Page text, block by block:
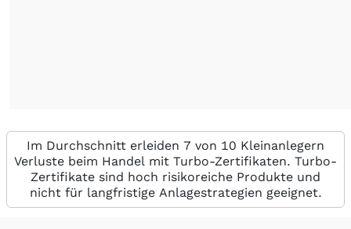
Im Durchschnitt erleiden 7 von 10 Kleinanlegern
Verluste beim Handel mit Turbo-Zertifikaten. Turbo-
Zertifikate sind hoch risikoreiche Produkte und
nicht für langfristige Anlagestrategien geeignet.